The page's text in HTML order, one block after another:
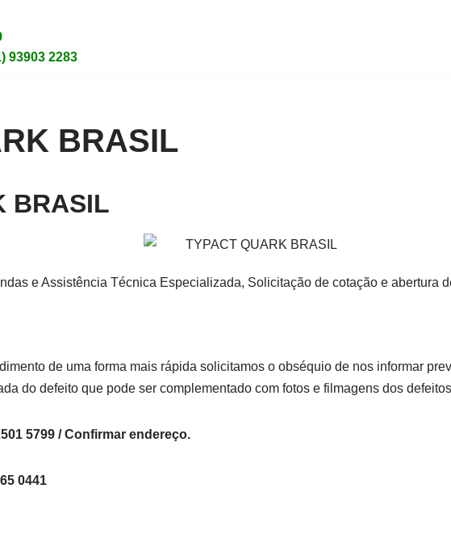
93903 2283
BRASIL
BRASIL
e Assistência Técnica Especializada, Solicitação de cotação e abertura
de uma forma mais rápida solicitamos o obséquio de nos informar
do defeito que pode ser complementado com fotos e filmagens dos
5799 / Confirmar endereço.
0441